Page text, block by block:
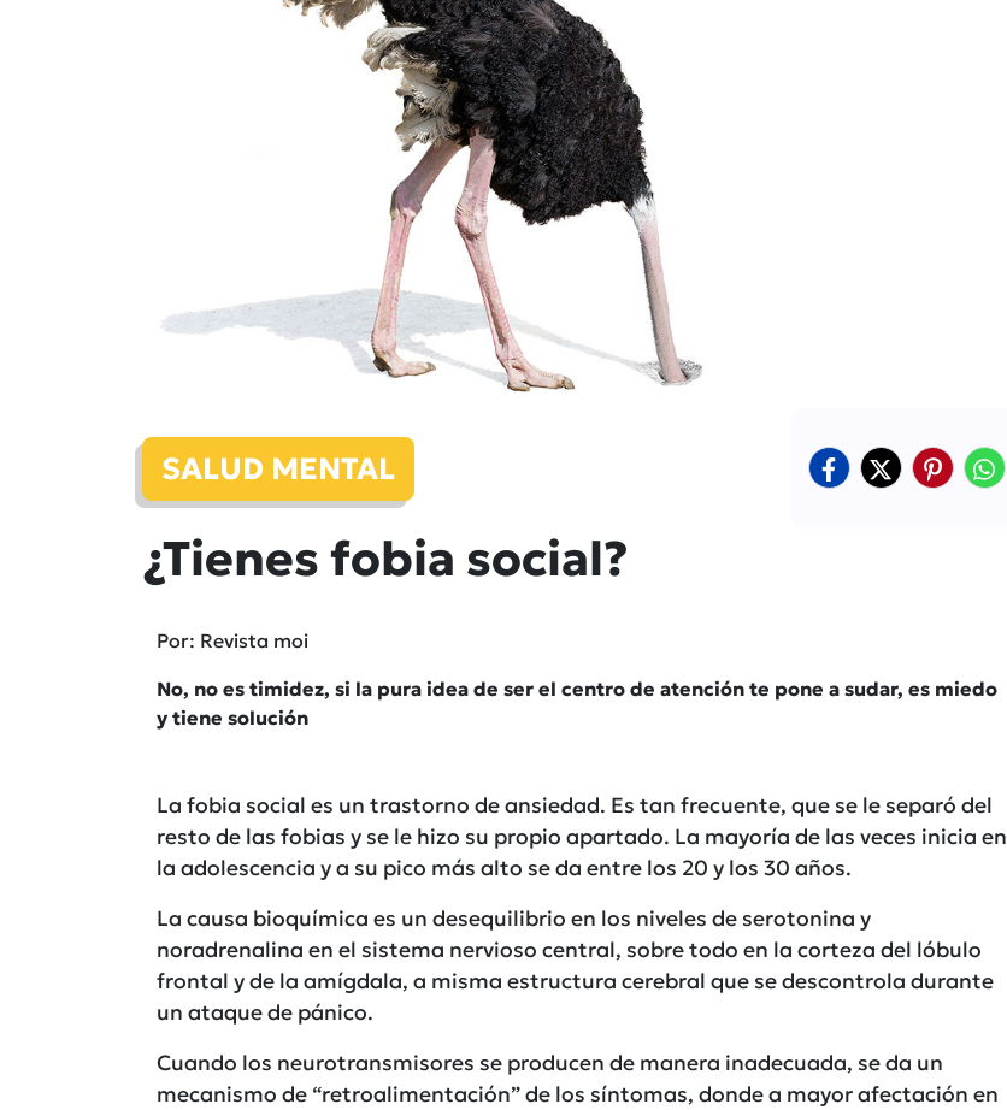
SALUD MENTAL
¿Tienes fobia social?
Por: Revista moi
No, no es timidez, si la pura idea de ser el centro de atención te pone a sudar, es miedo
y tiene solución
La fobia social es un trastorno de ansiedad. Es tan frecuente, que se le separó del
resto de las fobias y se le hizo su propio apartado. La mayoría de las veces inicia en
la adolescencia y a su pico más alto se da entre los 20 y los 30 años.
La causa bioquímica es un desequilibrio en los niveles de serotonina y
noradrenalina en el sistema nervioso central, sobre todo en la corteza del lóbulo
frontal y de la amígdala, a misma estructura cerebral que se descontrola durante
un ataque de pánico.
Cuando los neurotransmisores se producen de manera inadecuada, se da un
mecanismo de “retroalimentación” de los síntomas, donde a mayor afectación en